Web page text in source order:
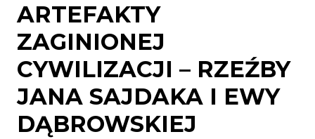
ARTEFAKTY
ZAGINIONEJ
CYWILIZACJI – RZEŹBY
JANA SAJDAKA I EWY
DĄBROWSKIEJ